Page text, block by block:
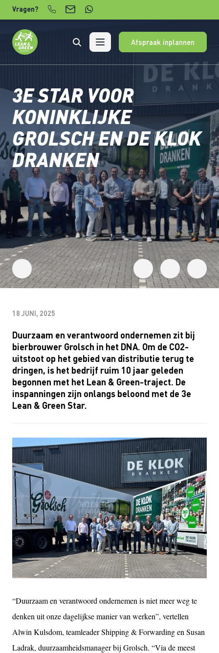
Verder naar content
Vragen?
Afspraak inplannen
3E STAR VOOR
KONINKLIJKE
GROLSCH EN DE KLOK
DRANKEN
18 JUNI, 2025
Duurzaam en verantwoord ondernemen zit bij
bierbrouwer Grolsch in het DNA. Om de CO2-
uitstoot op het gebied van distributie terug te
dringen, is het bedrijf ruim 10 jaar geleden
begonnen met het Lean & Green-traject. De
inspanningen zijn onlangs beloond met de 3e
Lean & Green Star.
“Duurzaam en verantwoord ondernemen is niet meer weg te
denken uit onze dagelijkse manier van werken”, vertellen
Alwin Kulsdom, teamleader Shipping & Forwardingen Susan
Ladrak, duurzaamheidsmanager bij Grolsch. “Via de meest